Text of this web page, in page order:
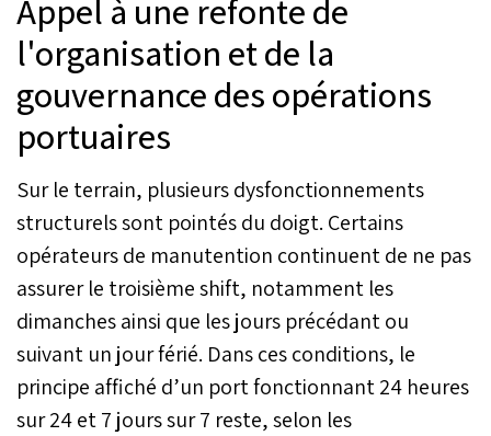
Appel à une refonte de
l'organisation et de la
gouvernance des opérations
portuaires
Sur le terrain, plusieurs dysfonctionnements
structurels sont pointés du doigt. Certains
opérateurs de manutention continuent de ne pas
assurer le troisième shift, notamment les
dimanches ainsi que les jours précédant ou
suivant un jour férié. Dans ces conditions, le
principe affiché d’un port fonctionnant 24 heures
sur 24 et 7 jours sur 7 reste, selon les